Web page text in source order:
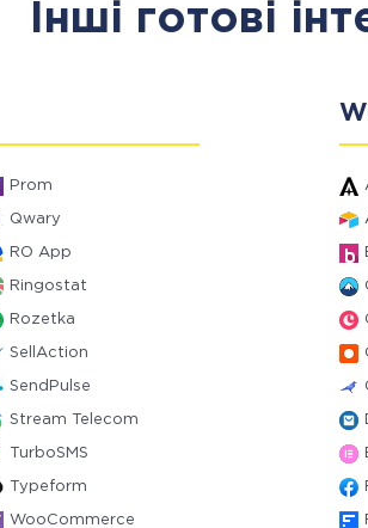
Інші готові
Prom
Qwary
RO App
Ringostat
Rozetka
SellAction
SendPulse
Stream Telecom
TurboSMS
Typeform
WooCommerce